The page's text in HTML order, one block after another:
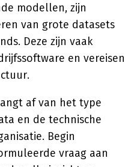
modellen, zijn
van grote datasets
Deze zijn vaak
en vereisen
af van het type
en de technische
Begin
vraag aan